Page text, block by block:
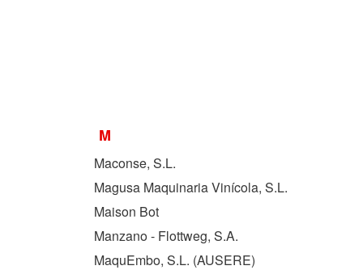
M
Maconse, S.L.
Magusa Maquinaria Vinícola, S.L.
Maison Bot
Manzano - Flottweg, S.A.
MaquEmbo, S.L. (AUSERE)